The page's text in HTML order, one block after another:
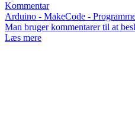
Kommentar
Arduino - MakeCode -
Man bruger kommentarer til at
Læs mere